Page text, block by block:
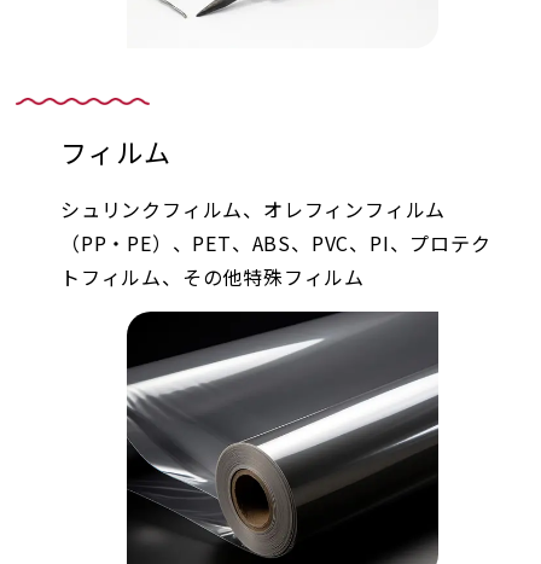
フィルム
シュリンクフィルム、オレフィンフィルム
（PP・PE）、PET、ABS、PVC、PI、プロテク
トフィルム、その他特殊フィルム